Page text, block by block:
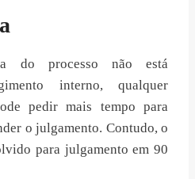
do processo não está
interno, qualquer
pedir mais tempo para
o julgamento. Contudo, o
para julgamento em 90